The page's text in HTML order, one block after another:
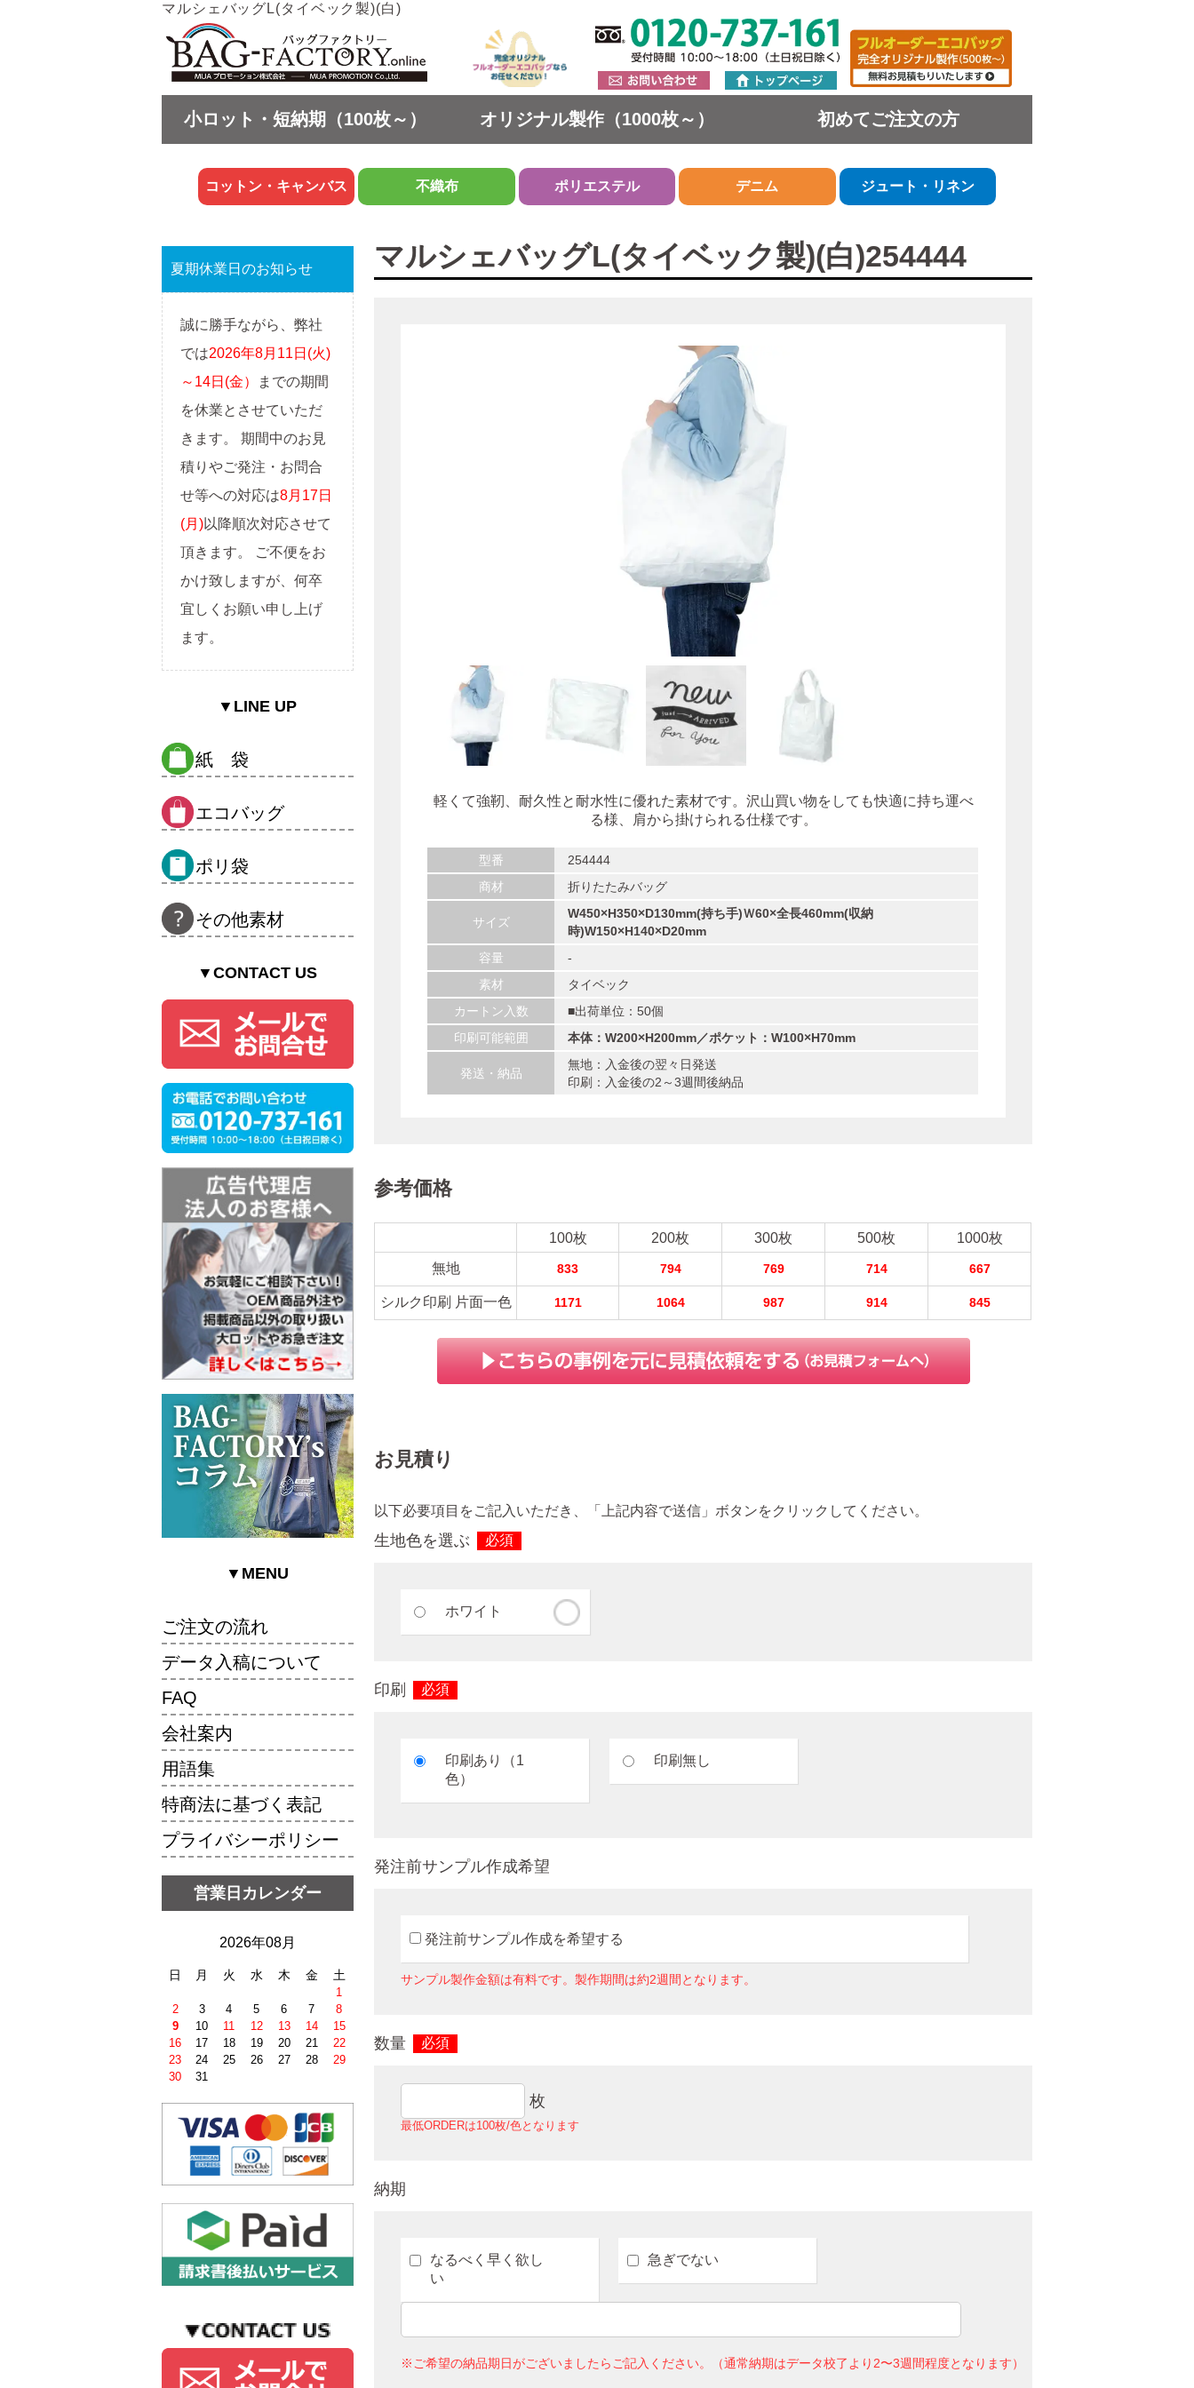
マルシェバッグL(タイベック製)(白)
小ロット・短納期（100枚～）
コットン・キャンバス 不織布 ポリエステル デニム ジュート・リネン
オリジナル製作（1000枚～） 初めてご注文の方
マルシェバッグL(タイベック製)(白)254444
軽くて強靭、耐久性と耐水性に優れた素材です。沢山買い物をしても快適に持ち運べ
る様、肩から掛けられる仕様です。
型番
254444
商材
折りたたみバッグ
サイズ
W450×H350×D130mm(持ち手)Ｗ60×全長460mm(収納
時)W150×H140×D20mm
容量
-
素材
タイベック
カートン入数
■出荷単位：50個
印刷可能範囲
本体：W200×H200mm／ポケット：W100×H70mm
発送・納品
無地：入金後の翌々日発送
印刷：入金後の2～3週間後納品
参考価格
100枚 200枚 300枚 500枚
1000枚
無地
833 794 769 714 667
シルク印刷 片面一色 1171 1064 987 914 845
お見積り
以下必要項目をご記入いただき、「上記内容で送信」ボタンをクリックしてください。
生地色を選ぶ 必須
ホワイト
印刷 必須
印刷あり（1
色）
印刷無し
発注前サンプル作成希望
発注前サンプル作成を希望する
サンプル製作金額は有料です。製作期間は約2週間となります。
数量 必須
枚
最低ORDERは100枚/色となります
納期
なるべく早く欲し
い
急ぎでない
※ご希望の納品期日がございましたらご記入ください。（通常納期はデータ校了より2〜3週間程度となります）
夏期休業日のお知らせ
誠に勝手ながら、弊社
では2026年8月11日(火)
～14日(金）
までの期間
を休業とさせていただ
きます。 期間中のお見
積りやご発注・お問合
せ等への対応は8月17日
(月)以降順次対応させて
頂きます。 ご不便をお
かけ致しますが、何卒
宜しくお願い申し上げ
ます。
▼LINE UP
紙 袋
エコバッグ
ポリ袋
その他素材
▼CONTACT US
▼MENU
ご注文の流れ
データ入稿について
FAQ
会社案内
用語集
特商法に基づく表記
プライバシーポリシー
営業日カレンダー
2026年08月
日 月 火 水 木 金 土
1
2
3 4 5 6 7
8
9
10 11 12 13 14
15
16
17 18 19 20 21
22
23
24 25 26 27 28
29
30
31